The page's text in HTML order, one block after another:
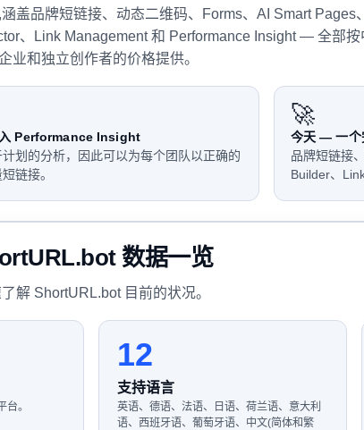
盖品牌短链接、动态二维码、Forms、AI Smart Pages、
、Link Management 和 Performance Insight — 全部按
业和独立创作者的价格提供。
Performance Insight
划的分析，因此可以为每个团队以正确的
链接。
🚀
今天 — 一个
品牌短链接
Builder、
数据一览
解 ShortURL.bot 目前的状况。
。
12
支持语言
英语、德语、法语、日语、荷兰语、意大利
语、西班牙语、葡萄牙语、中文(简体和繁